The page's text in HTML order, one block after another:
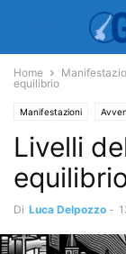
Home
equilibrio
Manifestazioni
Livelli
Di Luca Delpozzo -